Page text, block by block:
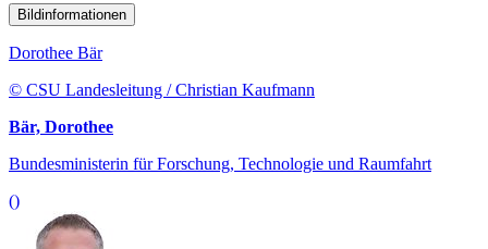
Bildinformationen
Dorothee Bär
© CSU Landesleitung / Christian Kaufmann
Bär, Dorothee
Bundesministerin für Forschung, Technologie und Raumfahrt
()